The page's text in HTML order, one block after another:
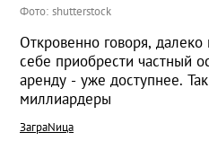
Фото: shutterstock
Откровенно говоря,
себе приобрести частный
аренду - уже доступнее.
миллиардеры
ЗаграNица